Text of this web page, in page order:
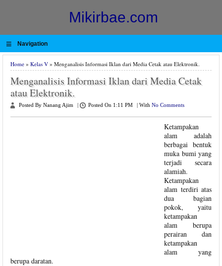
Mikirbae.com
≡ Navigation
Home » Kelas V » Menganalisis Informasi Iklan dari Media Cetak atau Elektronik.
Menganalisis Informasi Iklan dari Media Cetak
atau Elektronik.
Posted By Nanang Ajim Posted On 1:11 PM With No Comments
Ketampakan
alam adalah
berbagai bentuk
muka bumi yang
terjadi secara
alamiah.
Ketampakan
alam terdiri atas
dua bagian
pokok, yaitu
ketampakan
alam berupa
perairan dan
ketampakan
alam yang
berupa daratan.